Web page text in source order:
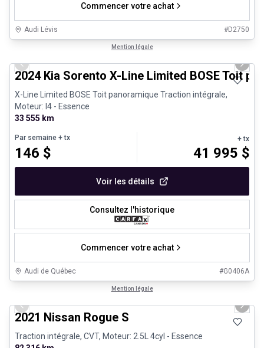
Commencer votre achat
Audi Lévis #D2750
Mention légale
Previous slide Next
2024 Kia Sorento X-Line Limited BOSE Toit
X-Line Limited BOSE Toit panoramique Traction intégrale,
Moteur: I4 - Essence
33 555 km
Par semaine + tx
146 $
+ tx
41 995 $
Voir les détails
Consultez l'historique
Commencer votre achat
Audi de Québec #G0406A
Mention légale
Véhicules d'occasion certifiés
Previous slide Next
2021 Nissan Rogue S
Traction intégrale, CVT, Moteur: 2.5L 4cyl - Essence